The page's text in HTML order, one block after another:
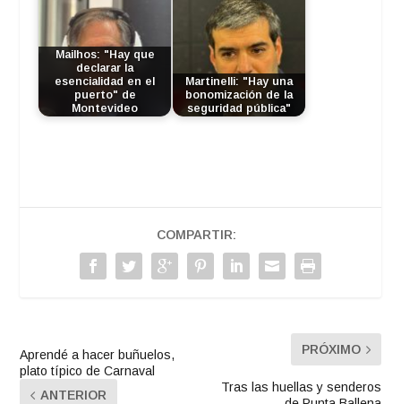
Mailhos: "Hay que
declarar la
esencialidad en el
puerto" de
Montevideo
Martinelli: "Hay una
bonomización de la
seguridad pública"
COMPARTIR:
Aprendé a hacer buñuelos,
plato típico de Carnaval
ANTERIOR
PRÓXIMO
Tras las huellas y senderos